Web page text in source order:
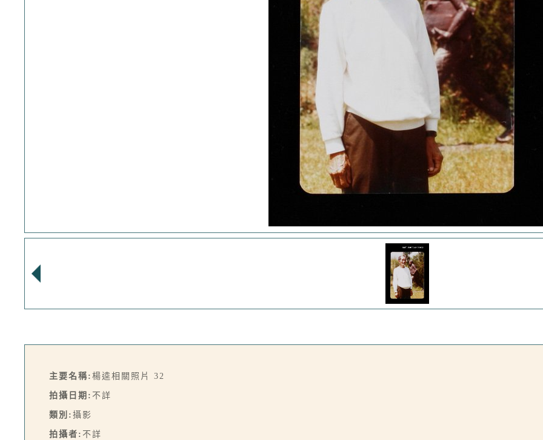
主要名稱: 楊逵相關照片 32
拍攝日期: 不詳
類別: 攝影
拍攝者: 不詳